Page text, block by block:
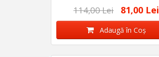
114,00 Lei 81,00 Lei
Adaugă în Coş